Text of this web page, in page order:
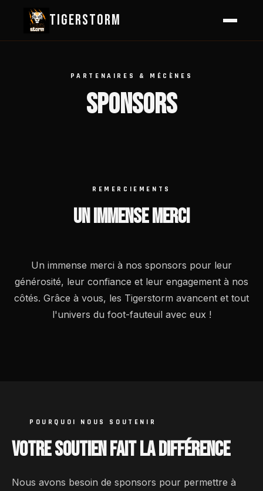
TIGERSTORM
PARTENAIRES & MÉCÈNES
SPONSORS
REMERCIEMENTS
UN IMMENSE MERCI
Un immense merci à nos sponsors pour leur
générosité, leur confiance et leur engagement à nos
côtés. Grâce à vous, les Tigerstorm avancent et tout
l'univers du foot-fauteuil avec eux !
POURQUOI NOUS SOUTENIR
VOTRE SOUTIEN FAIT LA DIFFÉRENCE
Nous avons besoin de sponsors pour permettre à